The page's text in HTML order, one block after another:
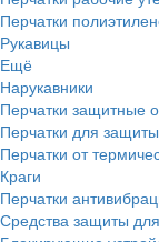
Перчатки
Рукавицы
Ещё
Нарукавники
Перчатки защитные
Перчатки для
Перчатки от
Краги
Перчатки
Средства защиты